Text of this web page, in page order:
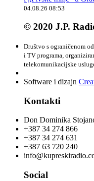
04.08.26 08:53
© 2020 J.P.
Društvo s ograničenom
i TV programa,
telekomunikacijske
Software i dizajn
Kontakti
Don Dominika
+387 34 274 866
+387 34 274 631
+387 63 720 240
Social